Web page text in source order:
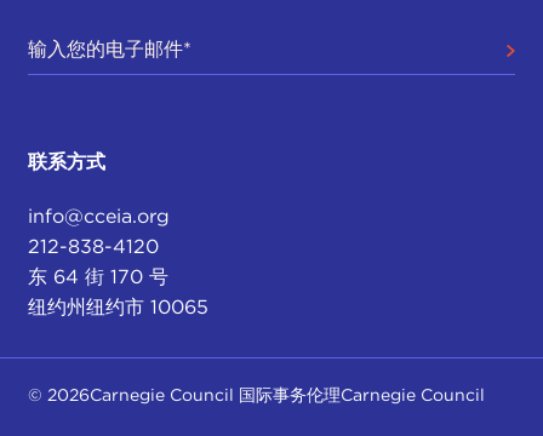
联系方式
info@cceia.org
212-838-4120
东 64 街 170 号
纽约州纽约市 10065
© 2026Carnegie Council 国际事务伦理Carnegie Council